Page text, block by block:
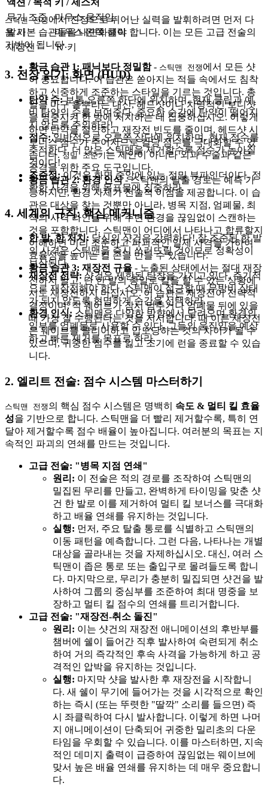
액션 / 목적 키 / 제스처
무기 조준
마우스 움직임
발사
마우스 왼쪽 클릭
재장전
'R' 키
3. 전장 읽기: 화면 (HUD)
탄약 수:보통 오른쪽 하단에 위치하며, 현재 클립과 예
비 탄약의 수를 보여준다. 중요한 순간에 탄약이 떨어지
지 않도록 주의하라!
점수:일반적으로 오른쪽 상단에 위치하며, 현재 점수를
추적한다. 더 많은 스틱맨을 제거할수록 점수가 높아질
것이다!
조준점:이것은 화면 중앙에 있는 정밀 뷰파인더이다. 정
확한 사격을 위해 목표물에 집중하라.
4. 세계의 규칙: 핵심 메커니즘
한 발, 한 처치: 당신의 샷건은 강력하다! 잘 조준된 한 발
의 사격은 스틱맨을 즉시 쓰러뜨릴 것이므로 정확성이
보상된다.
재장전 전략: 샷건은 제한된 탄창을 가지고 있다. 주기적
으로 재장전해야 한다. 스틱맨이 접근할 때 무방비 상태
가 되지 않도록 현명하게 순간을 선택하라.
환경 인식: 스틱맨은 다양한 방향에서 달려오며 환경의
일부를 엄폐물로 사용할 수 있다. 그들의 움직임을 예상
하고 빠른 제거를 목표로 하라.
스틱맨 전쟁 에서 진정으로 뛰어난 실력을 발휘하려면 먼저 다
음 기본 습관들을 내면화해야 합니다. 이는 모든 고급 전술의
기반이 됩니다.
황금 습관 1: 패닉보다 정밀함- 스틱맨 전쟁 에서 모든 샷
이 중요합니다. 이 습관은 쏟아지는 적들 속에서도 침착
하고 신중하게 조준하는 스타일을 기르는 것입니다. 총
알을 마구 흩뿌리는 대신, 헤드샷이나 치명적인 보디샷
을 명중시켜 한 방에 처치하는 데 집중하십시오. 이렇게
하면 탄약을 절약하고 재장전 빈도를 줄이며, 헤드샷 시
보너스 점수가 주어지므로 킬당 점수를 극대화할 수 있
습니다.정밀 조준기는 제안이 아니라 외과 수술과 같은
공격을 위한 주요 도구입니다.
황금 습관 2: 환경 인식- 스틱맨의 탈출 경로는 예측 가
능하지만, 환경 자체가 전술적 이점을 제공합니다. 이 습
관은 대상을 찾는 것뿐만 아니라, 병목 지점, 엄폐물, 최
적의 사격 라인을 위해 주변 환경을 끊임없이 스캔하는
것을 포함합니다. 스틱맨이 어디에서 나타나고 합류할지
이해하면 미리 조준하고 파괴적인 일제 사격을 가하여
효율성을 높이는 킬 존을 만들 수 있습니다.
황금 습관 3: 재장전 규율 - 노출된 상태에서는 절대 재장
전하지 말고, 단 한 발의 총알로 킬을 할 수 있는 상황에
서도 재장전하지 마십시오. 이 습관은 재장전이 전략적
결정이며, 적 웨이브가 잠시 멈추거나 엄폐물 뒤에 있을
때 가장 잘 수행된다는 것을 지시합니다. 때 이른 재장전
은 웨이브를 클리어하고 압도당하는 것의 차이가 될 수
있으며, 귀중한 점수를 잃고 조기에 런을 종료할 수 있습
니다.
2. 엘리트 전술: 점수 시스템 마스터하기
스틱맨 전쟁의 핵심 점수 시스템은 명백히 속도 & 멀티 킬 효율
성을 기반으로 합니다. 스틱맨을 더 빨리 제거할수록, 특히 연
달아 제거할수록 점수 배율이 높아집니다. 여러분의 목표는 지
속적인 파괴의 연쇄를 만드는 것입니다.
고급 전술: "병목 지점 연쇄"
원리: 이 전술은 적의 경로를 조작하여 스틱맨의
밀집된 무리를 만들고, 완벽하게 타이밍을 맞춘 샷
건 한 발로 이를 제거하여 멀티 킬 보너스를 극대화
하고 배율 연쇄를 유지하는 것입니다.
실행: 먼저, 주요 탈출 통로를 식별하고 스틱맨의
이동 패턴을 예측합니다. 그런 다음, 나타나는 개별
대상을 골라내는 것을 자제하십시오. 대신, 여러 스
틱맨이 좁은 통로 또는 출입구로 몰려들도록 합니
다. 마지막으로, 무리가 충분히 밀집되면 샷건을 발
사하여 그룹의 중심부를 조준하여 최대 명중을 보
장하고 멀티 킬 점수의 연쇄를 트리거합니다.
고급 전술: "재장전-취소 돌진"
원리: 이는 샷건의 재장전 애니메이션의 후반부를
챔버에 쉘이 들어간 직후 발사하여 숙련되게 취소
하여 거의 즉각적인 후속 사격을 가능하게 하고 공
격적인 압박을 유지하는 것입니다.
실행: 마지막 샷을 발사한 후 재장전을 시작합니
다. 새 쉘이 무기에 들어가는 것을 시각적으로 확인
하는 즉시 (또는 뚜렷한 "딸깍" 소리를 들으면) 즉
시 좌클릭하여 다시 발사합니다. 이렇게 하면 나머
지 애니메이션이 단축되어 귀중한 밀리초의 다운
타임을 우회할 수 있습니다. 이를 마스터하면, 지속
적인 데미지 출력이 급증하여 끊임없는 웨이브에
맞서 높은 배율 연쇄를 유지하는 데 매우 중요합니
다.